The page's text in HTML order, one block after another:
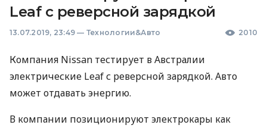
Leaf с реверсной зарядкой
13.07.2019, 23:49 — Технологии&Авто 2010
Компания Nissan тестирует в Австралии
электрические Leaf с реверсной зарядкой. Авто
может отдавать энергию.
В компании позиционируют электрокары как